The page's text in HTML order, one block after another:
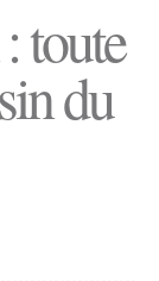
toute
du